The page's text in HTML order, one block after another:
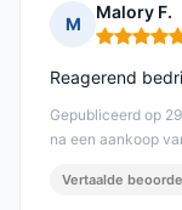
M
Malory F.
Gepubliceerd op
na een aankoop
Reagerend
Vertaalde